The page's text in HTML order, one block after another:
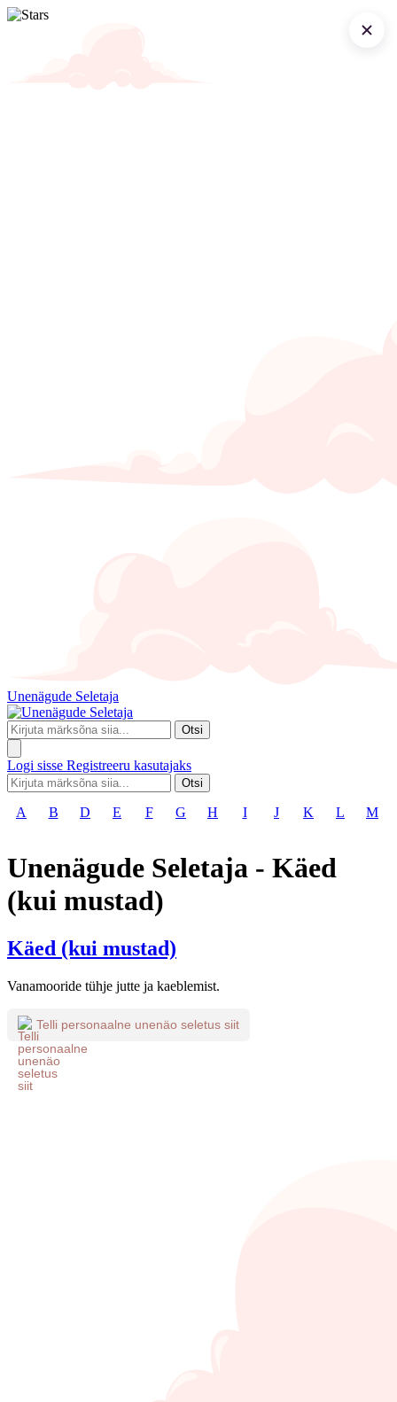
Unenägude Seletaja
Otsi
Logi sisse Registreeru kasutajaks
Otsi
A B D E F G H I J K L M
Unenägude Seletaja - Käed
(kui mustad)
Käed (kui mustad)
Vanamooride tühje jutte ja kaeblemist.
Telli personaalne unenäo seletus siit